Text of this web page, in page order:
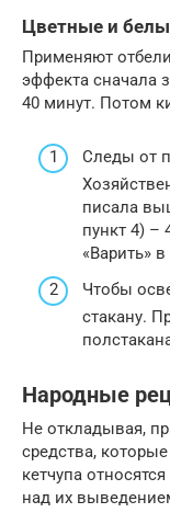
Цветные и
Применяют
эффекта сначала
40 минут. Потом
Следы от
писала
пункт 4) –
«Варить»
Чтобы
стакану.
Народные
Не откладывая,
средства,
кетчупа
над их